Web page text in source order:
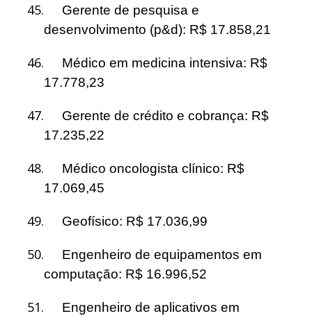
45.
Gerente de pesquisa e
desenvolvimento (p&d): R$ 17.858,21
46.
Médico em medicina intensiva: R$
17.778,23
47.
Gerente de crédito e cobrança: R$
17.235,22
48.
Médico oncologista clínico: R$
17.069,45
49. Geofísico: R$ 17.036,99
50.
Engenheiro de equipamentos em
computação: R$ 16.996,52
51.
Engenheiro de aplicativos em